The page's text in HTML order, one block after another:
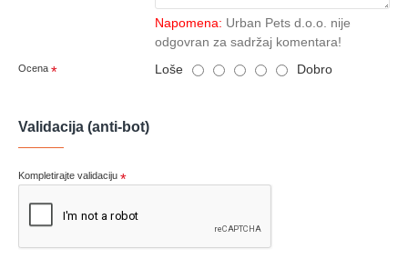
Napomena: Urban Pets d.o.o. nije
odgovran za sadržaj komentara!
Ocena Loše Dobro
Validacija (anti-bot)
Kompletirajte validaciju